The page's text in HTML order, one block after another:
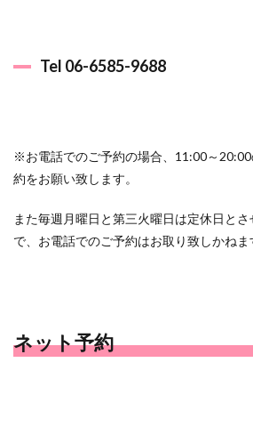
Tel 06-6585-9688
※お電話でのご予約の場合、11:00～
約をお願い致します。
また毎週月曜日と第三火曜日は定休日と
で、お電話でのご予約はお取り致しかねま
ネット予約